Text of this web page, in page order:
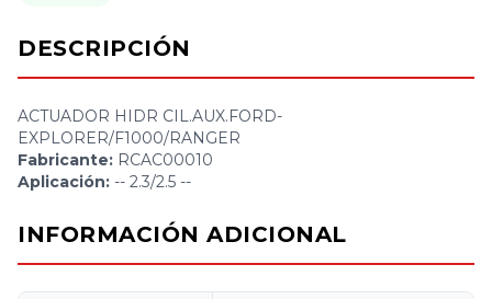
DESCRIPCIÓN
ACTUADOR HIDR CIL.AUX.FORD-
EXPLORER/F1000/RANGER
Fabricante: RCAC00010
Aplicación: -- 2.3/2.5 --
INFORMACIÓN ADICIONAL